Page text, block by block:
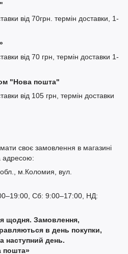
від 70грн. термін доставки, 1-
від 70 грн, термін доставки 1-
"Нова пошта"
від 105 грн, термін доставки
своє замовлення в магазині
адресою:
обл., м.Коломия, вул.
Сб: 9:00–17:00, НД:
щодня. Замовлення,
в день покупки,
наступний день.
пошта»